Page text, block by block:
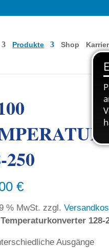
Produkte Shop
250
€
% MwSt. zzgl.
Temperaturkonverter
Ausgänge